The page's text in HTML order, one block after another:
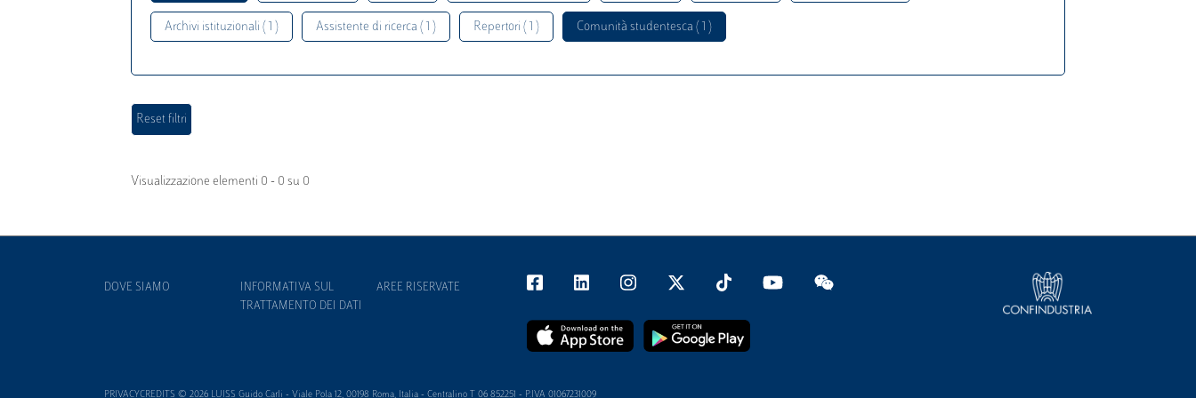
Archivi istituzionali ( 1 ) Assistente di ricerca ( 1 ) Repertori ( 1 ) Comunità studentesca ( 1 )
Visualizzazione elementi 0 - 0 su 0
DOVE SIAMO
INFORMATIVA SUL
TRATTAMENTO DEI DATI
AREE RISERVATE
PRIVACYCREDITS © 2026 LUISS Guido Carli - Viale Pola 12, 00198 Roma, Italia - Centralino T 06 852251 - P.IVA 01067231009